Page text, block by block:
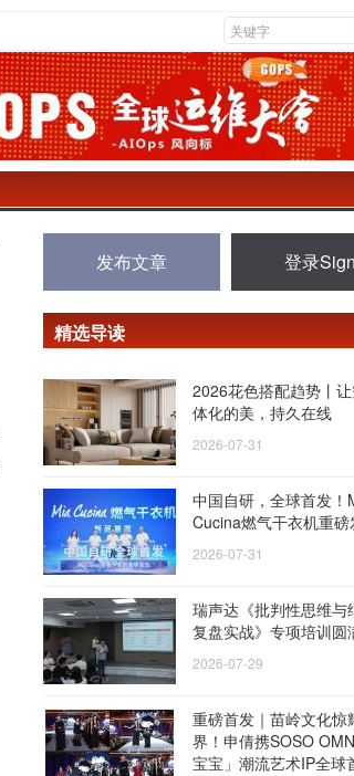
发布文章 登录Sign
精选导读
2026花色搭配趋势丨
体化的美，持久在线
2026-07-31
中国自研，全球首发！
Cucina燃气干衣机重磅
2026-07-31
瑞声达《批判性思维与
复盘实战》专项培训圆
2026-07-29
重磅首发｜苗岭文化惊
界！申倩携SOSO
宝宝」潮流艺术IP全球